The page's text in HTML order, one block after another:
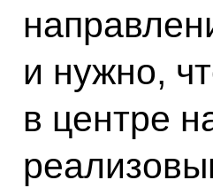
и нужно,
в центре